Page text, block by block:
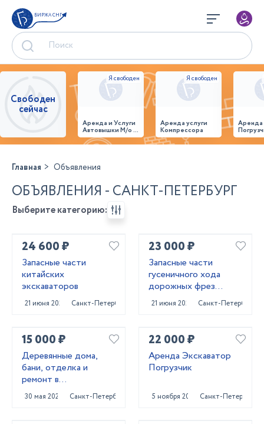
БИРЖА СНГ
Свободен
сейчас
Аренда и Услуги
Автовышки М/о г.
Домодедово
26,28,32 место
Аренда услуги
Компрессора
Главная Объявления
ОБЪЯВЛЕНИЯ - САНКТ-ПЕТЕРБУРГ
Выберите категорию:
24 600 ₽
Запасные части
китайских
экскаваторов
21 июня 2025 Санкт-Петербург
23 000 ₽
Запасные части
гусеничного хода
дорожных фрез
Caterpillar PM620
21 июня 2025 Санкт-Петербург
15 000 ₽
Деревянные дома,
бани, отделка и
ремонт в
Приозерском и
Выборгском районах
30 мая 2025 Санкт-Петербург
22 000 ₽
Аренда Экскаватор
Погрузчик
5 ноября 2024 Санкт-Петербург